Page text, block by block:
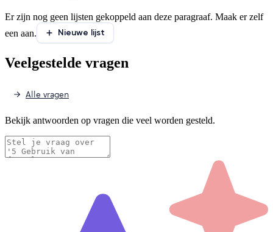
Er zijn nog geen lijsten gekoppeld aan deze paragraaf. Maak er zelf
een aan.
Nieuwe lijst
Veelgestelde vragen
Alle vragen
Bekijk antwoorden op vragen die veel worden gesteld.